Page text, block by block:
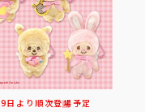
日より順次登場予定